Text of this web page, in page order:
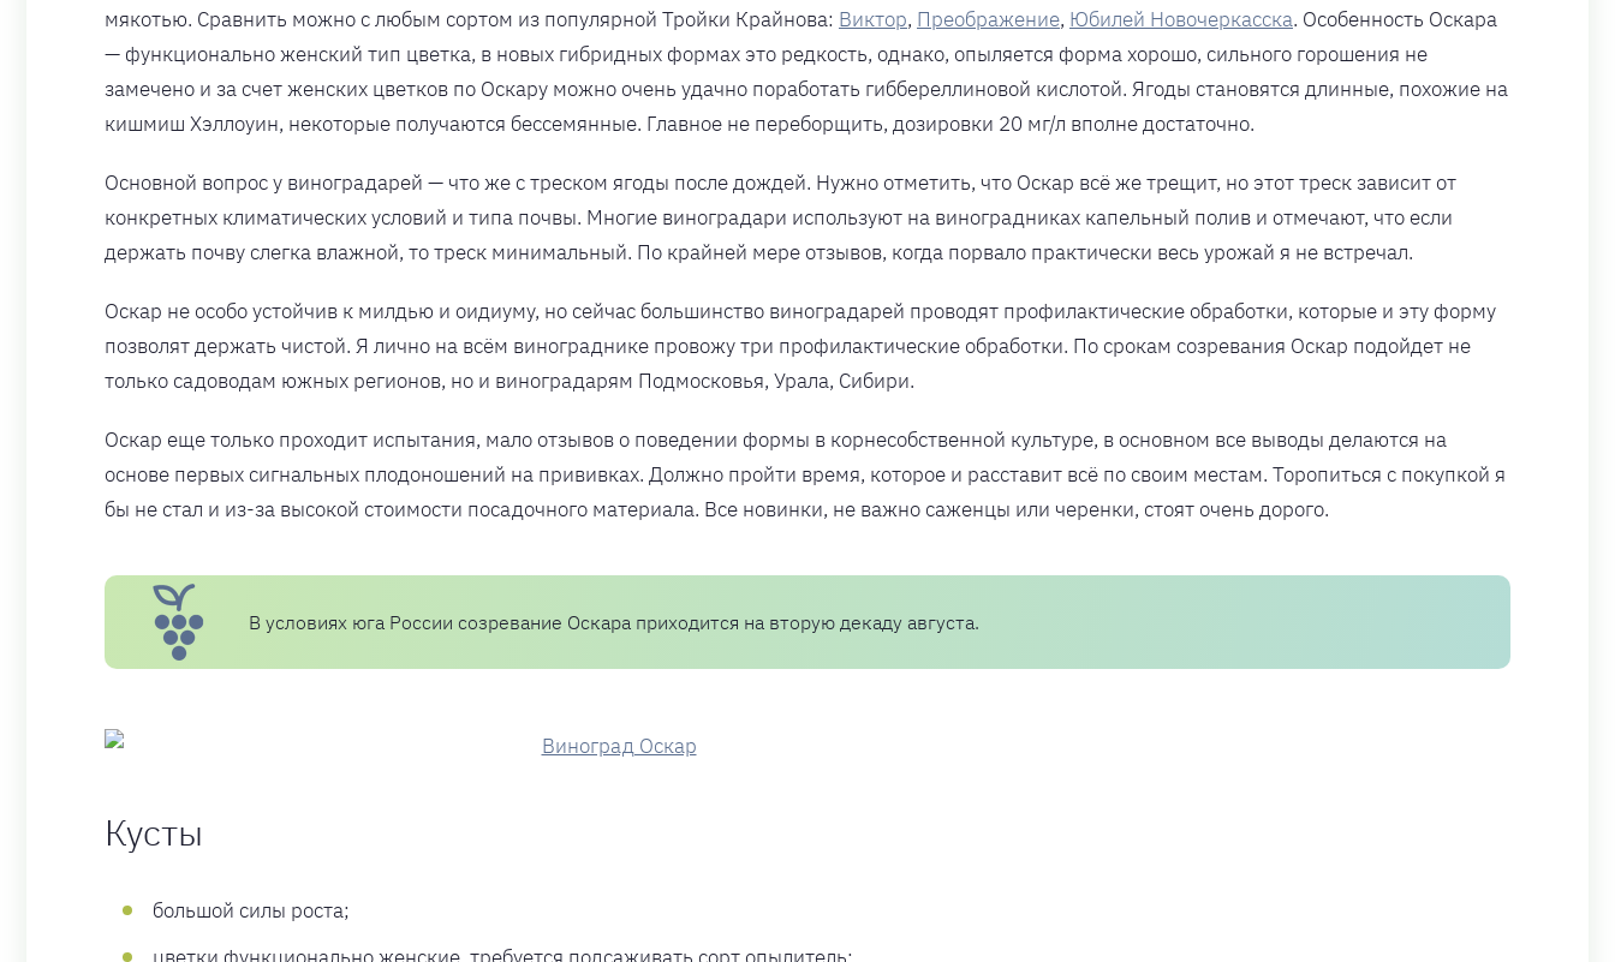
мякотью. Сравнить можно с любым сортом из популярной Тройки Крайнова: Виктор, Преображение, Юбилей Новочеркасска. Особенность Оскара
— функционально женский тип цветка, в новых гибридных формах это редкость, однако, опыляется форма хорошо, сильного горошения не
замечено и за счет женских цветков по Оскару можно очень удачно поработать гиббереллиновой кислотой. Ягоды становятся длинные, похожие на
кишмиш Хэллоуин, некоторые получаются бессемянные. Главное не переборщить, дозировки 20 мг/л вполне достаточно.
Основной вопрос у виноградарей — что же с треском ягоды после дождей. Нужно отметить, что Оскар всё же трещит, но этот треск зависит от
конкретных климатических условий и типа почвы. Многие виноградари используют на виноградниках капельный полив и отмечают, что если
держать почву слегка влажной, то треск минимальный. По крайней мере отзывов, когда порвало практически весь урожай я не встречал.
Оскар не особо устойчив к милдью и оидиуму, но сейчас большинство виноградарей проводят профилактические обработки, которые и эту форму
позволят держать чистой. Я лично на всём винограднике провожу три профилактические обработки. По срокам созревания Оскар подойдет не
только садоводам южных регионов, но и виноградарям Подмосковья, Урала, Сибири.
Оскар еще только проходит испытания, мало отзывов о поведении формы в корнесобственной культуре, в основном все выводы делаются на
основе первых сигнальных плодоношений на прививках. Должно пройти время, которое и расставит всё по своим местам. Торопиться с покупкой я
бы не стал и из-за высокой стоимости посадочного материала. Все новинки, не важно саженцы или черенки, стоят очень дорого.
В условиях юга России созревание Оскара приходится на вторую декаду августа.
Кусты
большой силы роста;